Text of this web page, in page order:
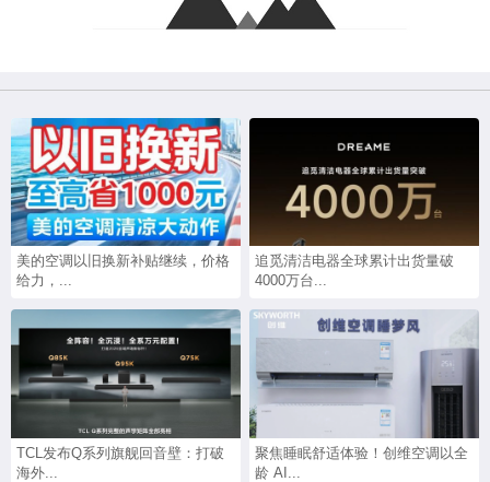
美的空调以旧换新补贴继续，价格
给力，...
追觅清洁电器全球累计出货量破
4000万台...
TCL发布Q系列旗舰回音壁：打破
海外...
聚焦睡眠舒适体验！创维空调以全
龄 AI...